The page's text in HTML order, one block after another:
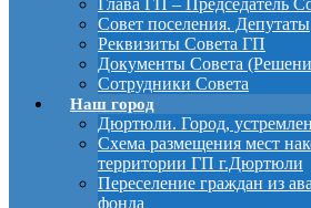
Совет поселения. Депутаты
Реквизиты Совета ГП
Документы Совета
Сотрудники Совета
Наш город
Дюртюли. Город,
Схема размещения мест
территории ГП г.Дюртюли
Переселение граждан из
фонда